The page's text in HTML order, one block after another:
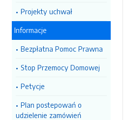
Projekty uchwał
Informacje
Bezpłatna Pomoc Prawna
Stop Przemocy Domowej
Petycje
Plan postepowań o
udzielenie zamówień